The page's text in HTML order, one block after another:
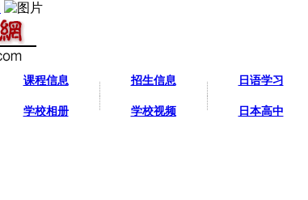
课程信息 招生信息 日语学习
学校相册 学校视频 日本高中